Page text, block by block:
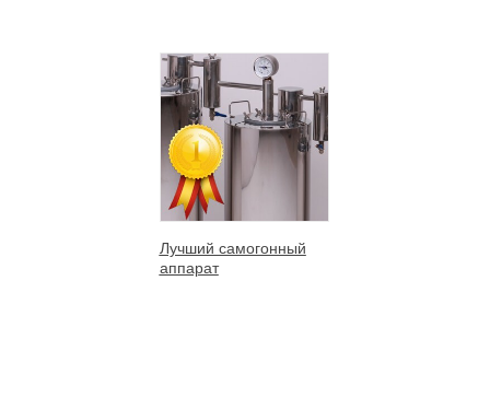
Лучший самогонный
аппарат